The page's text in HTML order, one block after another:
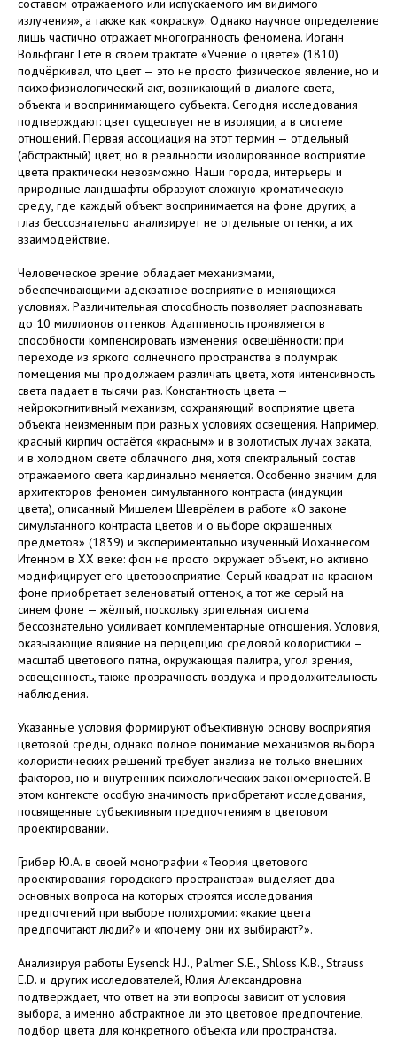
излучения», а также как «окраску». Однако научное определение
лишь частично отражает многогранность феномена. Иоганн
Вольфганг Гёте в своём трактате «Учение о цвете» (1810)
подчёркивал, что цвет — это не просто физическое явление, но и
психофизиологический акт, возникающий в диалоге света,
объекта и воспринимающего субъекта. Сегодня исследования
подтверждают: цвет существует не в изоляции, а в системе
отношений. Первая ассоциация на этот термин — отдельный
(абстрактный) цвет, но в реальности изолированное восприятие
цвета практически невозможно. Наши города, интерьеры и
природные ландшафты образуют сложную хроматическую
среду, где каждый объект воспринимается на фоне других, а
глаз бессознательно анализирует не отдельные оттенки, а их
взаимодействие.
Человеческое зрение обладает механизмами,
обеспечивающими адекватное восприятие в меняющихся
условиях. Различительная способность позволяет распознавать
до 10 миллионов оттенков. Адаптивность проявляется в
способности компенсировать изменения освещённости: при
переходе из яркого солнечного пространства в полумрак
помещения мы продолжаем различать цвета, хотя интенсивность
света падает в тысячи раз. Константность цвета —
нейрокогнитивный механизм, сохраняющий восприятие цвета
объекта неизменным при разных условиях освещения. Например,
красный кирпич остаётся «красным» и в золотистых лучах заката,
и в холодном свете облачного дня, хотя спектральный состав
отражаемого света кардинально меняется. Особенно значим для
архитекторов феномен симультанного контраста (индукции
цвета), описанный Мишелем Шеврёлем в работе «О законе
симультанного контраста цветов и о выборе окрашенных
предметов» (1839) и экспериментально изученный Иоханнесом
Итенном в XX веке: фон не просто окружает объект, но активно
модифицирует его цветовосприятие. Серый квадрат на красном
фоне приобретает зеленоватый оттенок, а тот же серый на
синем фоне — жёлтый, поскольку зрительная система
бессознательно усиливает комплементарные отношения. Условия,
оказывающие влияние на перцепцию средовой колористики –
масштаб цветового пятна, окружающая палитра, угол зрения,
освещенность, также прозрачность воздуха и продолжительность
наблюдения.
Указанные условия формируют объективную основу восприятия
цветовой среды, однако полное понимание механизмов выбора
колористических решений требует анализа не только внешних
факторов, но и внутренних психологических закономерностей. В
этом контексте особую значимость приобретают исследования,
посвященные субъективным предпочтениям в цветовом
проектировании.
Грибер Ю.А. в своей монографии «Теория цветового
проектирования городского пространства» выделяет два
основных вопроса на которых строятся исследования
предпочтений при выборе полихромии: «какие цвета
предпочитают люди?» и «почему они их выбирают?».
Анализируя работы Eysenck H.J., Palmer S.E., Shloss K.B., Strauss
E.D. и других исследователей, Юлия Александровна
подтверждает, что ответ на эти вопросы зависит от условия
выбора, а именно абстрактное ли это цветовое предпочтение,
подбор цвета для конкретного объекта или пространства.